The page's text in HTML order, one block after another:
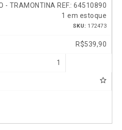
- TRAMONTINA REF.: 64510890
1 em estoque
SKU: 172473
R$539,90
1